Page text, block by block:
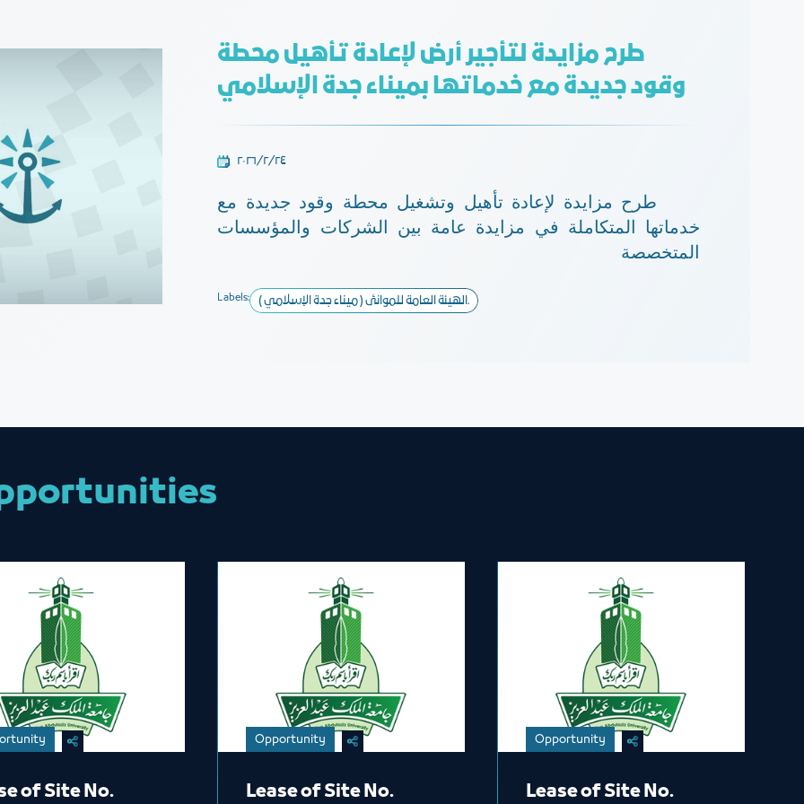
طرح مزايدة لتأجير أرض لإعادة تأهيل محطة
وقود جديدة مع خدماتها بميناء جدة الإسلامي
٢٤‏/٢‏/٢٠٢٦
طرح مزايدة لإعادة تأهيل وتشغيل محطة وقود جديدة مع
خدماتها المتكاملة في مزايدة عامة بين الشركات والمؤسسات
المتخصصة
Labels: الهيئة العامة للموانئ ( ميناء جدة الإسلامي ).
of Site No.
Opportunity
Lease of Site No.
Opportunity
Lease of Site No.